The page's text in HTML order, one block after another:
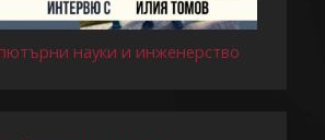
науки и инженерство